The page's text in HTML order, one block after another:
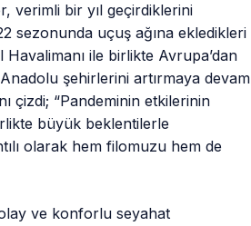
verimli bir yıl geçirdiklerini
sezonunda uçuş ağına ekledikleri
Havalimanı ile birlikte Avrupa’dan
şehirlerini artırmaya devam
çizdi; “Pandeminin etkilerinin
büyük beklentilerle
olarak hem filomuzu hem de
ve konforlu seyahat